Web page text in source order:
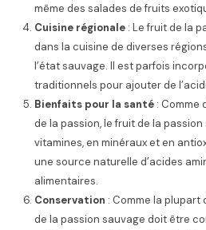
même des salades de fruits
Cuisine régionale : Le fruit de la
dans la cuisine de diverses
l’état sauvage. Il est parfois
traditionnels pour ajouter de
Bienfaits pour la santé : Comme
de la passion, le fruit de la
vitamines, en minéraux et en
une source naturelle d’acides
alimentaires.
Conservation : Comme la
de la passion sauvage doit être